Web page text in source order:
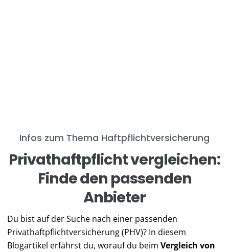
Infos zum Thema Haftpflichtversicherung
Privathaftpflicht vergleichen:
Finde den passenden
Anbieter
Du bist auf der Suche nach einer passenden
Privathaftpflichtversicherung (PHV)? In diesem
Blogartikel erfährst du, worauf du beim Vergleich von